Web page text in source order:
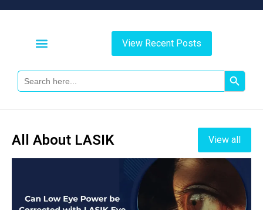
View Recent Posts
Search
For:
Search Button
All About LASIK View all